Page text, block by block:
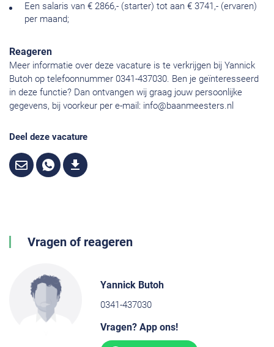
Een salaris van € 2866,- (starter) tot aan € 3741,- (ervaren)
per maand;
Reageren
Meer informatie over deze vacature is te verkrijgen bij Yannick
Butoh op telefoonnummer 0341-437030. Ben je geïnteresseerd
in deze functie? Dan ontvangen wij graag jouw persoonlijke
gegevens, bij voorkeur per e-mail: info@baanmeesters.nl
Deel deze vacature
Vragen of reageren
Yannick Butoh
0341-437030
Vragen? App ons!